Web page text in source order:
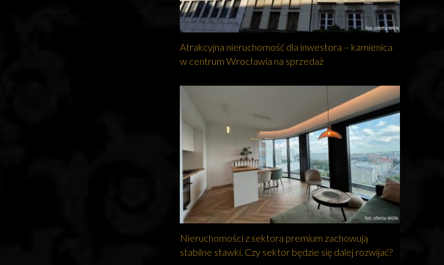
Atrakcyjna nieruchomość dla inwestora – kamienica
w centrum Wrocławia na sprzedaż
Nieruchomości z sektora premium zachowują
stabilne stawki. Czy sektor będzie się dalej rozwijać?